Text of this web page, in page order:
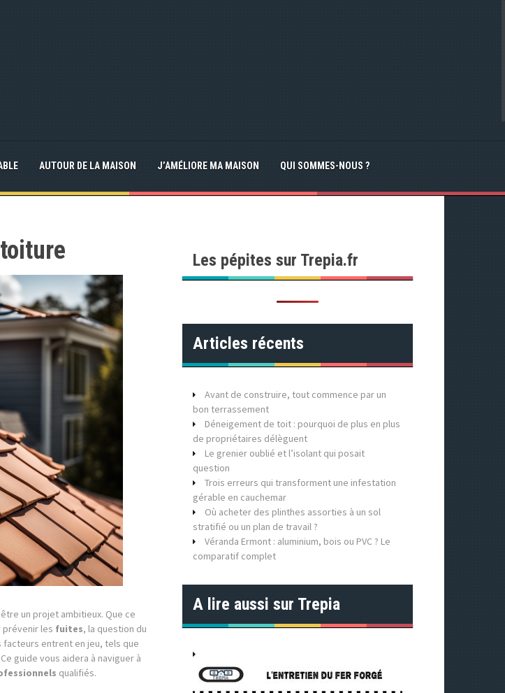
AUTOUR DE LA MAISON J’AMÉLIORE MA MAISON QUI SOMMES-NOUS ?
un projet ambitieux. Que ce
prévenir les fuites, la question du
facteurs entrent en jeu, tels que
guide vous aidera à naviguer à
qualifiés.
Les pépites sur Trepia.fr
Articles récents
Avant de construire, tout commence par un
bon terrassement
Déneigement de toit : pourquoi de plus en plus
de propriétaires délèguent
Le grenier oublié et l’isolant qui posait
question
Trois erreurs qui transforment une infestation
gérable en cauchemar
Où acheter des plinthes assorties à un sol
stratifié ou un plan de travail ?
Véranda Ermont : aluminium, bois ou PVC ? Le
comparatif complet
A lire aussi sur Trepia